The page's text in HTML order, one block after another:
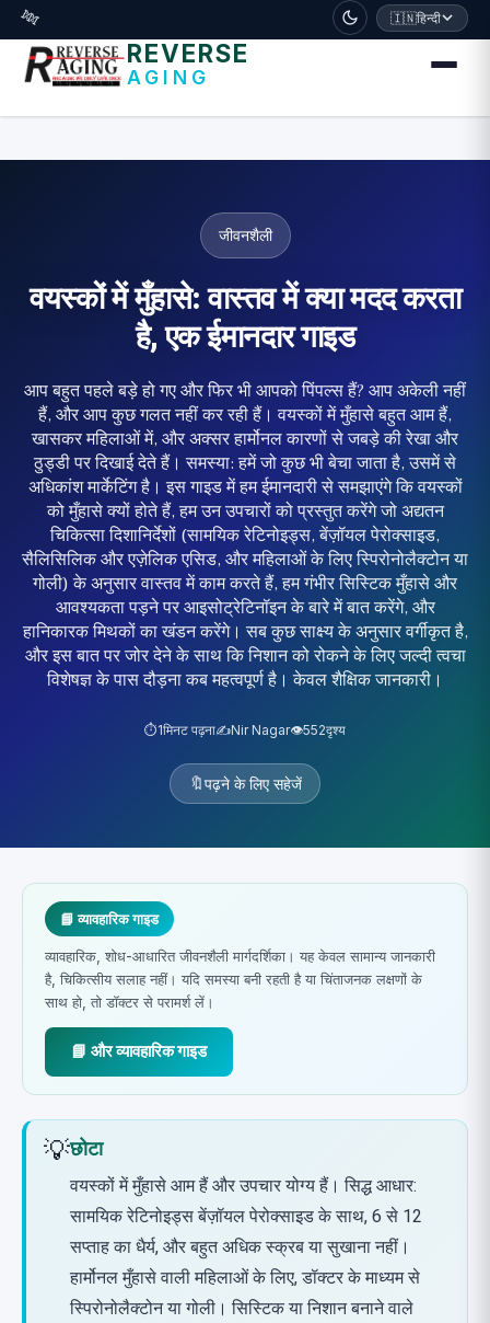
דלג לתוכן הראשי
🧬 🇮🇳हिन्दी
REVERSE
AGING
जीवनशैली
वयस्कों में मुँहासे: वास्तव में क्या मदद करता
है, एक ईमानदार गाइड
आप बहुत पहले बड़े हो गए और फिर भी आपको पिंपल्स हैं? आप अकेली नहीं
हैं, और आप कुछ गलत नहीं कर रही हैं। वयस्कों में मुँहासे बहुत आम हैं,
खासकर महिलाओं में, और अक्सर हार्मोनल कारणों से जबड़े की रेखा और
ठुड्डी पर दिखाई देते हैं। समस्या: हमें जो कुछ भी बेचा जाता है, उसमें से
अधिकांश मार्केटिंग है। इस गाइड में हम ईमानदारी से समझाएंगे कि वयस्कों
को मुँहासे क्यों होते हैं, हम उन उपचारों को प्रस्तुत करेंगे जो अद्यतन
चिकित्सा दिशानिर्देशों (सामयिक रेटिनोइड्स, बेंज़ॉयल पेरोक्साइड,
सैलिसिलिक और एज़ेलिक एसिड, और महिलाओं के लिए स्पिरोनोलैक्टोन या
गोली) के अनुसार वास्तव में काम करते हैं, हम गंभीर सिस्टिक मुँहासे और
आवश्यकता पड़ने पर आइसोट्रेटिनॉइन के बारे में बात करेंगे, और
हानिकारक मिथकों का खंडन करेंगे। सब कुछ साक्ष्य के अनुसार वर्गीकृत है,
और इस बात पर जोर देने के साथ कि निशान को रोकने के लिए जल्दी त्वचा
विशेषज्ञ के पास दौड़ना कब महत्वपूर्ण है। केवल शैक्षिक जानकारी।
⏱️1मिनट पढ़ना✍️Nir Nagar👁️552दृश्य
🔖पढ़ने के लिए सहेजें
📘 व्यावहारिक गाइड
व्यावहारिक, शोध-आधारित जीवनशैली मार्गदर्शिका। यह केवल सामान्य जानकारी
है, चिकित्सीय सलाह नहीं। यदि समस्या बनी रहती है या चिंताजनक लक्षणों के
साथ हो, तो डॉक्टर से परामर्श लें।
📘 और व्यावहारिक गाइड
💡छोटा
वयस्कों में मुँहासे आम हैं और उपचार योग्य हैं। सिद्ध आधार:
सामयिक रेटिनोइड्स बेंज़ॉयल पेरोक्साइड के साथ, 6 से 12
सप्ताह का धैर्य, और बहुत अधिक स्क्रब या सुखाना नहीं।
हार्मोनल मुँहासे वाली महिलाओं के लिए, डॉक्टर के माध्यम से
स्पिरोनोलैक्टोन या गोली। सिस्टिक या निशान बनाने वाले